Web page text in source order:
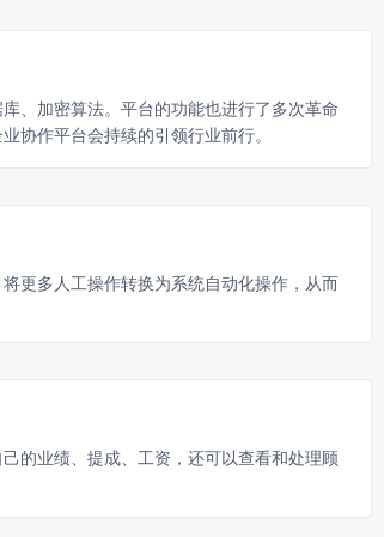
、加密算法。平台的功能也进行了多次革命
协作平台会持续的引领行业前行。
更多人工操作转换为系统自动化操作，从而
的业绩、提成、工资，还可以查看和处理顾